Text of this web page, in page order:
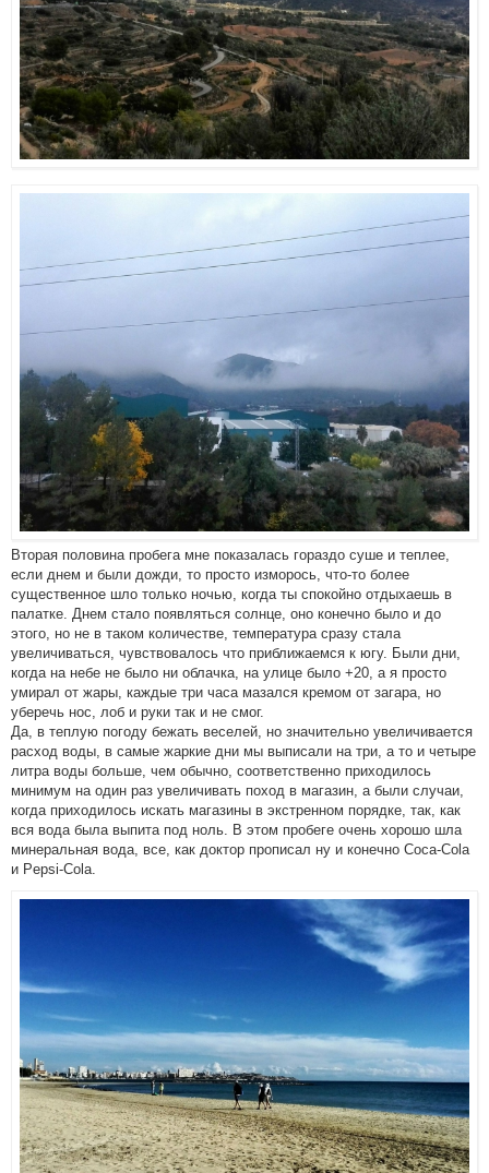
Вторая половина пробега мне показалась гораздо суше и теплее,
если днем и были дожди, то просто изморось, что-то более
существенное шло только ночью, когда ты спокойно отдыхаешь в
палатке. Днем стало появляться солнце, оно конечно было и до
этого, но не в таком количестве, температура сразу стала
увеличиваться, чувствовалось что приближаемся к югу. Были дни,
когда на небе не было ни облачка, на улице было +20, а я просто
умирал от жары, каждые три часа мазался кремом от загара, но
уберечь нос, лоб и руки так и не смог.
Да, в теплую погоду бежать веселей, но значительно увеличивается
расход воды, в самые жаркие дни мы выписали на три, а то и четыре
литра воды больше, чем обычно, соответственно приходилось
минимум на один раз увеличивать поход в магазин, а были случаи,
когда приходилось искать магазины в экстренном порядке, так, как
вся вода была выпита под ноль. В этом пробеге очень хорошо шла
минеральная вода, все, как доктор прописал ну и конечно Coca-Cola
и Pepsi-Cola.